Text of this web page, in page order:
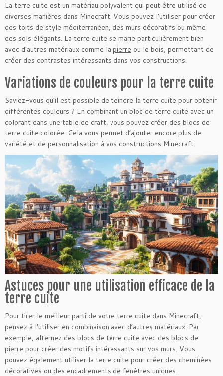
La terre cuite est un matériau polyvalent qui peut être utilisé de
diverses manières dans Minecraft. Vous pouvez l’utiliser pour créer
des toits de style méditerranéen, des murs décoratifs ou même
des sols élégants. La terre cuite se marie particulièrement bien
avec d’autres matériaux comme la pierre ou le bois, permettant de
créer des contrastes intéressants dans vos constructions.
Variations de couleurs pour la terre cuite
Saviez-vous qu’il est possible de teindre la terre cuite pour obtenir
différentes couleurs ? En combinant un bloc de terre cuite avec un
colorant dans une table de craft, vous pouvez créer des blocs de
terre cuite colorée. Cela vous permet d’ajouter encore plus de
variété et de personnalisation à vos constructions Minecraft.
Astuces pour une utilisation efficace de la
terre cuite
Pour tirer le meilleur parti de votre terre cuite dans Minecraft,
pensez à l’utiliser en combinaison avec d’autres matériaux. Par
exemple, alternez des blocs de terre cuite avec des blocs de
pierre pour créer des motifs intéressants sur vos murs. Vous
pouvez également utiliser la terre cuite pour créer des cheminées
décoratives ou des encadrements de fenêtres uniques.